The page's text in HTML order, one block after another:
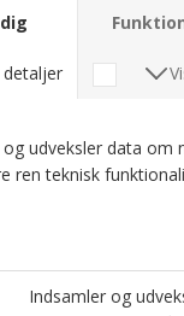
moderne mand!